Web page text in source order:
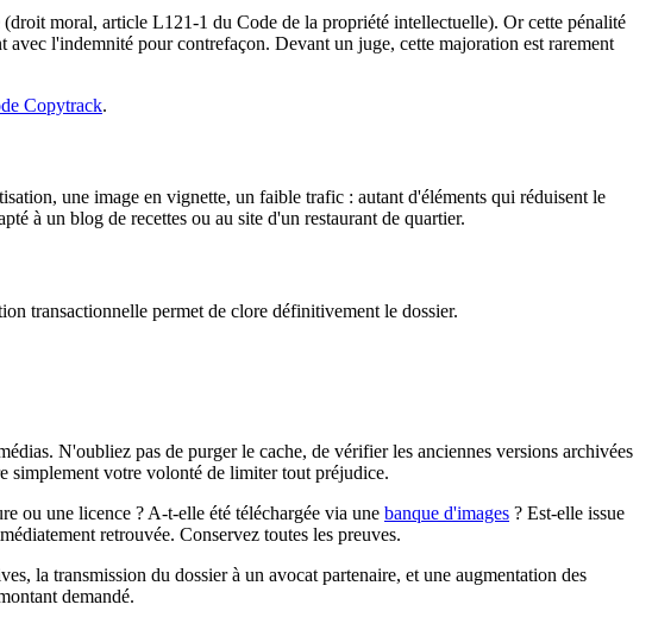
(droit moral, article L121-1 du Code de la propriété intellectuelle). Or cette pénalité
l'indemnité pour contrefaçon. Devant un juge, cette majoration est rarement
Copytrack.
une image en vignette, un faible trafic : autant d'éléments qui réduisent le
à un blog de recettes ou au site d'un restaurant de quartier.
transactionnelle permet de clore définitivement le dossier.
N'oubliez pas de purger le cache, de vérifier les anciennes versions archivées
simplement votre volonté de limiter tout préjudice.
ou une licence ? A-t-elle été téléchargée via une banque d'images ? Est-elle issue
retrouvée. Conservez toutes les preuves.
la transmission du dossier à un avocat partenaire, et une augmentation des
demandé.